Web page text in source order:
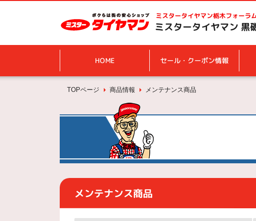
ミスタータイヤマン栃木フォーラ
ミスタータイヤマン 黒
HOME セール・クーポン情報
TOPページ 商品情報 メンテナンス商品
メンテナンス商品